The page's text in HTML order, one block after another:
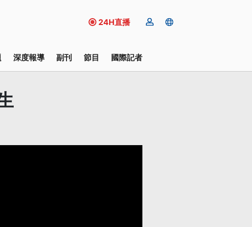
24H直播
深度報導 副刊 節目 國際記者